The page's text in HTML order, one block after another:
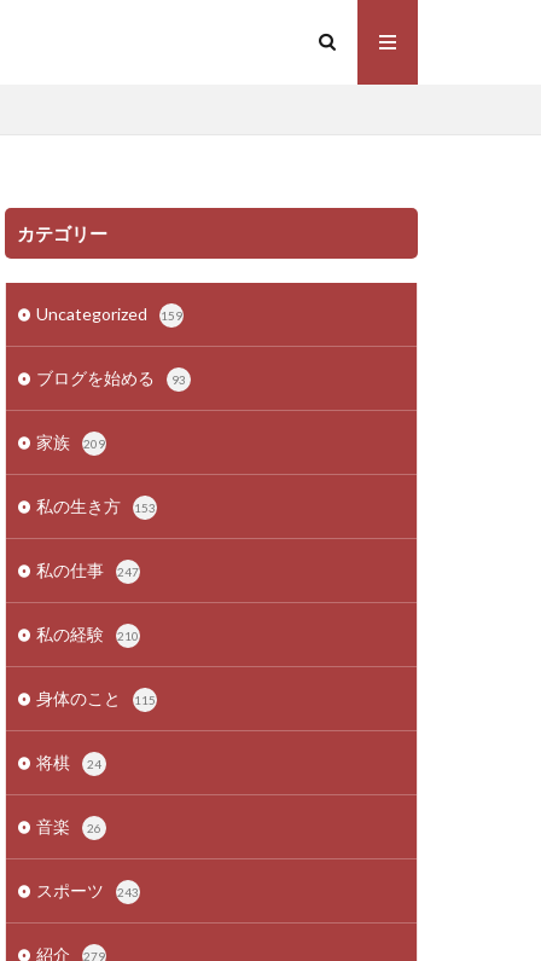
カテゴリー
Uncategorized 159
ブログを始める 93
家族 209
私の生き方 153
私の仕事 247
私の経験 210
身体のこと 115
将棋 24
音楽 26
スポーツ 243
紹介 279